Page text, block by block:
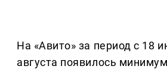
На «Авито» за период с 18
августа появилось